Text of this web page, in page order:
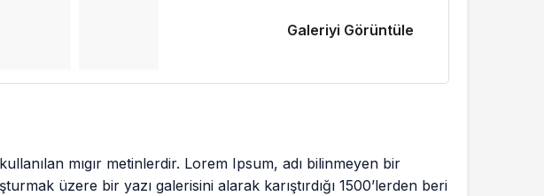
Galeriyi Görüntüle
mıgır metinlerdir. Lorem Ipsum, adı bilinmeyen bir
üzere bir yazı galerisini alarak karıştırdığı 1500’lerden beri